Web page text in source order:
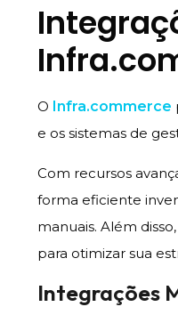
O Infra.commerce
e os sistemas de
Com recursos
forma eficiente
manuais. Além
para otimizar sua
Integrações